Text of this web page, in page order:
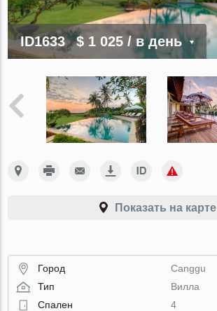
ID1633 $ 1 025/ в день
Показать на карте
Город
Canggu
Тип
Вилла
Спален
4